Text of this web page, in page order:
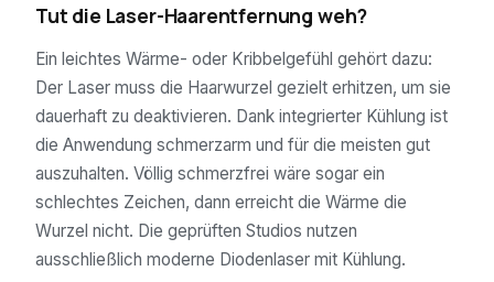
Tut die Laser-Haarentfernung weh?
Ein leichtes Wärme- oder Kribbelgefühl gehört dazu:
Der Laser muss die Haarwurzel gezielt erhitzen, um sie
dauerhaft zu deaktivieren. Dank integrierter Kühlung ist
die Anwendung schmerzarm und für die meisten gut
auszuhalten. Völlig schmerzfrei wäre sogar ein
schlechtes Zeichen, dann erreicht die Wärme die
Wurzel nicht. Die geprüften Studios nutzen
ausschließlich moderne Diodenlaser mit Kühlung.